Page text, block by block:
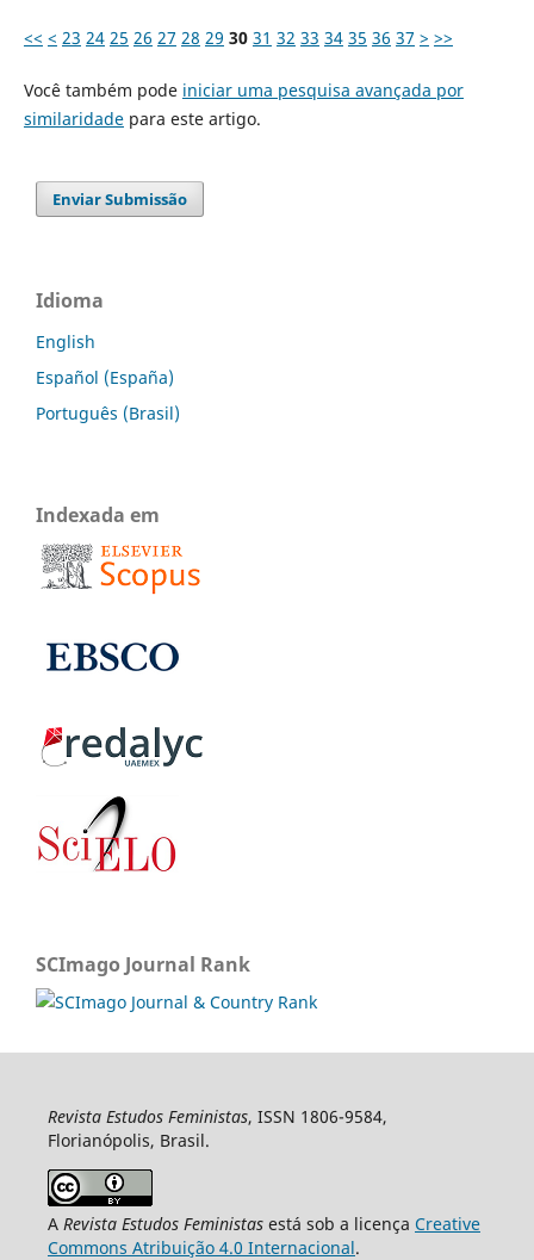
<< < 23 24 25 26 27 28 29 30 31 32 33 34 35 36 37 > >>
Você também pode iniciar uma pesquisa avançada por
similaridadepara este artigo.
Enviar Submissão
Idioma
English
Español (España)
Português (Brasil)
Indexada em
SCImago Journal Rank
Revista Estudos Feministas, ISSN 1806-9584,
Florianópolis, Brasil.
A Revista Estudos Feministasestá sob a licença Creative
Commons Atribuição 4.0 Internacional.